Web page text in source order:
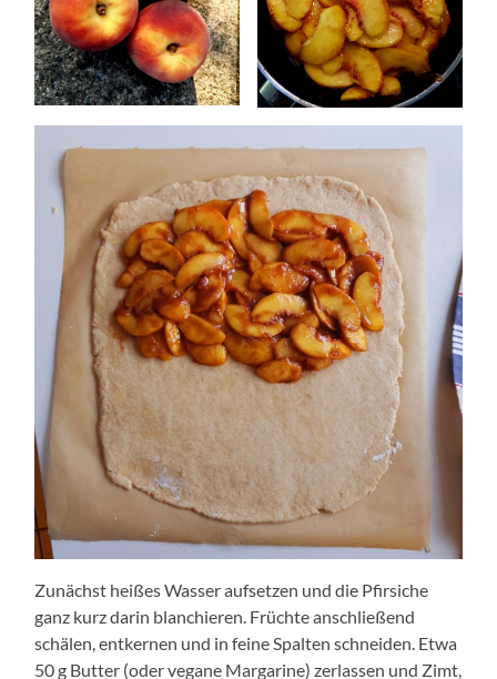
Zunächst heißes Wasser aufsetzen und die Pfirsiche
ganz kurz darin blanchieren. Früchte anschließend
schälen, entkernen und in feine Spalten schneiden. Etwa
50 g Butter (oder vegane Margarine) zerlassen und Zimt,